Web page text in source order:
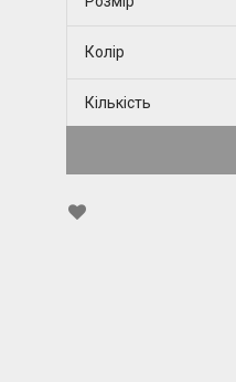
Колір
Кількість